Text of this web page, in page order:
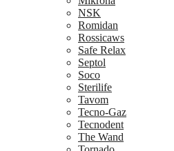
NSK
Romidan
Rossicaws
Safe Relax
Septol
Soco
Sterilife
Tavom
Tecno-Gaz
Tecnodent
The Wand